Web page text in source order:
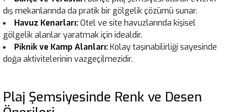
dış mekanlarında da pratik bir gölgelik çözümü sunar.
Havuz Kenarları:Otel ve site havuzlarında kişisel
gölgelik alanlar yaratmak için idealdir.
Piknik ve Kamp Alanları:Kolay taşınabilirliği sayesinde
doğa aktivitelerinin vazgeçilmezidir.
Plaj Şemsiyesinde Renk ve Desen